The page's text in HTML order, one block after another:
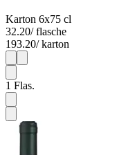
Karton 6x75 cl
32.20/ flasche
193.20/ karton
1
1 Flas.